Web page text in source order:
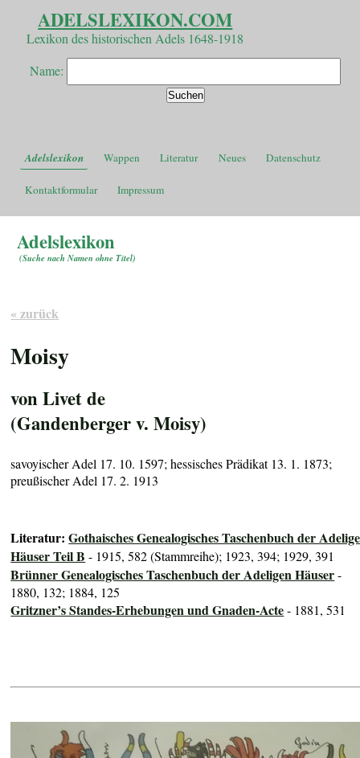
ADELSLEXIKON.COM
Lexikon des historischen Adels 1648-1918
Name:
Adelslexikon Wappen Literatur Neues Datenschutz
Kontaktformular Impressum
Adelslexikon
(Suche nach Namen ohne Titel)
« zurück
Moisy
von Livet de
(Gandenberger v. Moisy)
savoyischer Adel 17. 10. 1597; hessisches Prädikat 13. 1. 1873;
preußischer Adel 17. 2. 1913
Literatur:Gothaisches Genealogisches Taschenbuch der
Häuser Teil B - 1915, 582 (Stammreihe); 1923, 394; 1929, 391
Brünner Genealogisches Taschenbuch der Adeligen Häuser-
1880, 132; 1884, 125
Gritzner’s Standes-Erhebungen und Gnaden-Acte- 1881, 531